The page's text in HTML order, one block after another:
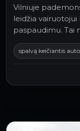
Vilniuje
leidžia
paspaudimu. Tai
spalvą keičiantis